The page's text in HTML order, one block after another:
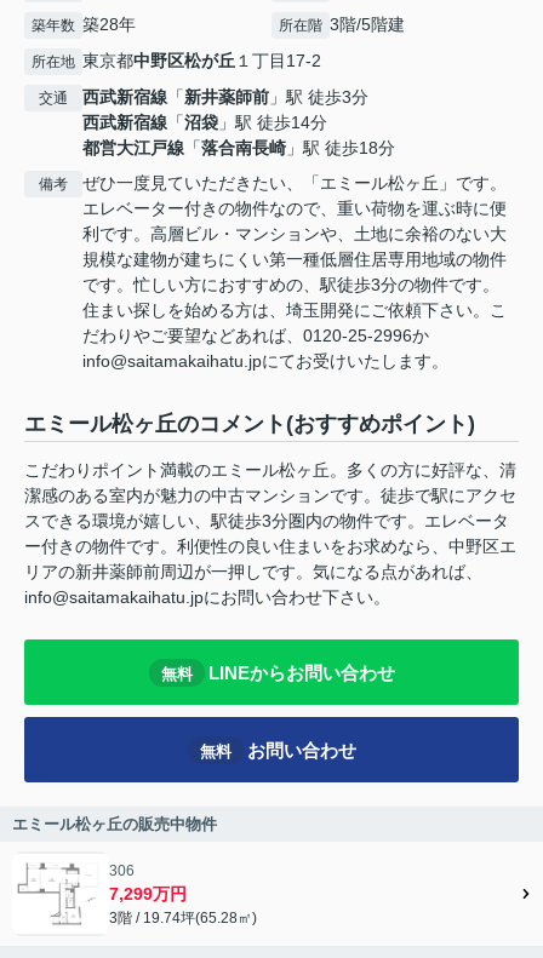
築年数 築28年 所在階 3階/5階建
所在地 東京都中野区松が丘 １丁目17-2
交通 西武新宿線 「新井薬師前 」駅 徒歩3分
西武新宿線 「沼袋 」駅 徒歩14分
都営大江戸線 「落合南長崎 」駅 徒歩18分
備考
ぜひ一度見ていただきたい、「エミール松ヶ丘」です。
エレベーター付きの物件なので、重い荷物を運ぶ時に便
利です。高層ビル・マンションや、土地に余裕のない大
規模な建物が建ちにくい第一種低層住居専用地域の物件
です。忙しい方におすすめの、駅徒歩3分の物件です。
住まい探しを始める方は、埼玉開発にご依頼下さい。こ
だわりやご要望などあれば、0120-25-2996か
info@saitamakaihatu.jpにてお受けいたします。
エミール松ヶ丘のコメント(おすすめポイント)
こだわりポイント満載のエミール松ヶ丘。多くの方に好評な、清
潔感のある室内が魅力の中古マンションです。徒歩で駅にアクセ
スできる環境が嬉しい、駅徒歩3分圏内の物件です。エレベータ
ー付きの物件です。利便性の良い住まいをお求めなら、中野区エ
リアの新井薬師前周辺が一押しです。気になる点があれば、
info@saitamakaihatu.jpにお問い合わせ下さい。
無料 LINEからお問い合わせ
無料 お問い合わせ
エミール松ヶ丘の販売中物件
306
7,299万円
3階 / 19.74坪(65.28㎡)